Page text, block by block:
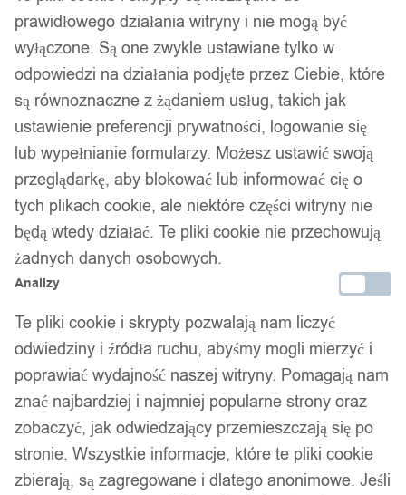
prawidłowego działania witryny i nie mogą być
wyłączone. Są one zwykle ustawiane tylko w
odpowiedzi na działania podjęte przez Ciebie, które
są równoznaczne z żądaniem usług, takich jak
ustawienie preferencji prywatności, logowanie się
lub wypełnianie formularzy. Możesz ustawić swoją
przeglądarkę, aby blokować lub informować cię o
tych plikach cookie, ale niektóre części witryny nie
będą wtedy działać. Te pliki cookie nie przechowują
żadnych danych osobowych.
Analizy
Te pliki cookie i skrypty pozwalają nam liczyć
odwiedziny i źródła ruchu, abyśmy mogli mierzyć i
poprawiać wydajność naszej witryny. Pomagają nam
znać najbardziej i najmniej popularne strony oraz
zobaczyć, jak odwiedzający przemieszczają się po
stronie. Wszystkie informacje, które te pliki cookie
zbierają, są zagregowane i dlatego anonimowe. Jeśli